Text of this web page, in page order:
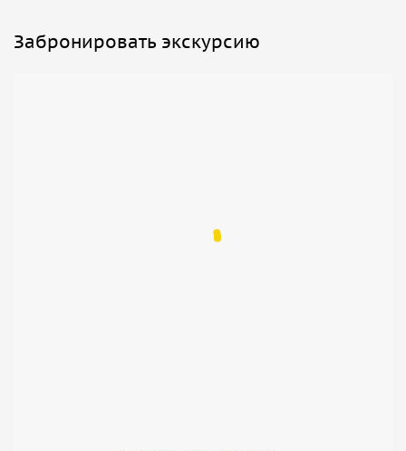
Забронировать экскурсию